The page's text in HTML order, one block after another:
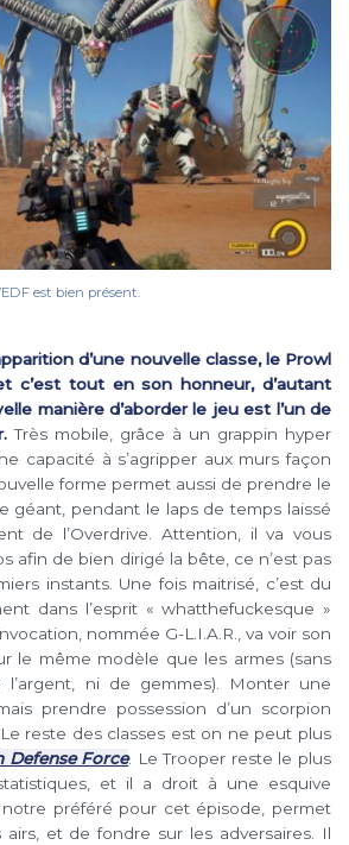
est bien présent.
d’une nouvelle classe, le Prowl
c’est tout en son honneur, d’autant
manière d’aborder le jeu est l’un de
Très mobile, grâce à un grappin hyper
capacité à s’agripper aux murs façon
forme permet aussi de prendre le
géant, pendant le laps de temps laissé
de l’Overdrive. Attention, il va vous
afin de bien dirigé la bête, ce n’est pas
instants. Une fois maitrisé, c’est du
dans l’esprit « whatthefuckesque »
nommée G-L.I.A.R., va voir son
le même modèle que les armes (sans
l’argent, ni de gemmes). Monter une
prendre possession d’un scorpion
reste des classes est on ne peut plus
Defense Force. Le Trooper reste le plus
et il a droit à une esquive
notre préféré pour cet épisode, permet
airs, et de fondre sur les adversaires. Il